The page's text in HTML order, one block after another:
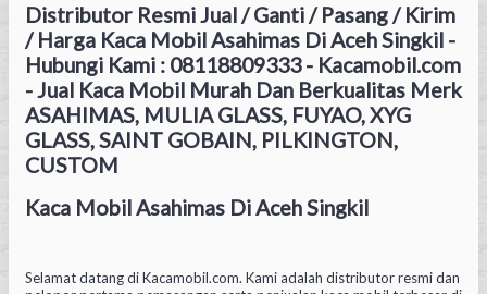
Distributor Resmi Jual / Ganti / Pasang / Kirim
/ Harga Kaca Mobil Asahimas Di Aceh Singkil -
Hubungi Kami : 08118809333 - Kacamobil.com
- Jual Kaca Mobil Murah Dan Berkualitas Merk
ASAHIMAS, MULIA GLASS, FUYAO, XYG
GLASS, SAINT GOBAIN, PILKINGTON,
CUSTOM
Kaca Mobil Asahimas Di Aceh Singkil
Selamat datang di Kacamobil.com. Kami adalah distributor resmi dan